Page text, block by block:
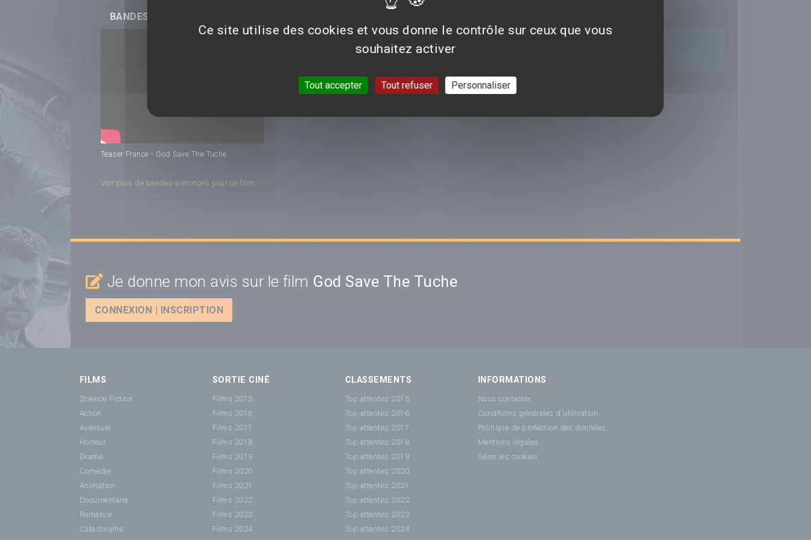
BANDES-ANNONCES
Teaser France - God Save The Tuche
Voir plus de bandes-annonces pour ce film
Aucun avis n'est pour le moment disponible.
Je donne mon avis sur le film God Save The Tuche
CONNEXION | INSCRIPTION
FILMS
Science-Fiction
Action
Aventure
Horreur
Drame
Comédie
Animation
Documentaire
Romance
Catastrophe
SORTIE CINÉ
Films 2015
Films 2016
Films 2017
Films 2018
Films 2019
Films 2020
Films 2021
Films 2022
Films 2023
Films 2024
CLASSEMENTS
Top attentes 2015
Top attentes 2016
Top attentes 2017
Top attentes 2018
Top attentes 2019
Top attentes 2020
Top attentes 2021
Top attentes 2022
Top attentes 2023
Top attentes 2024
INFORMATIONS
Nous contacter
Conditions générales d'utilisation
Politique de protection des données
Mentions légales
Gérer les cookies
Ce site utilise des cookies et vous donne le contrôle sur ceux que vous
souhaitez activer
Tout accepter Tout refuser Personnaliser